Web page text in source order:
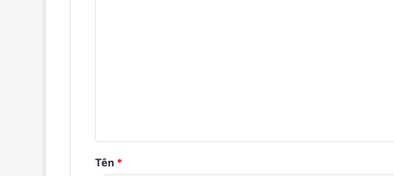
ậ
n
Tên *